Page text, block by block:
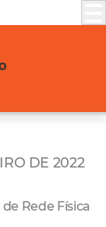
DE 2022
Rede Física